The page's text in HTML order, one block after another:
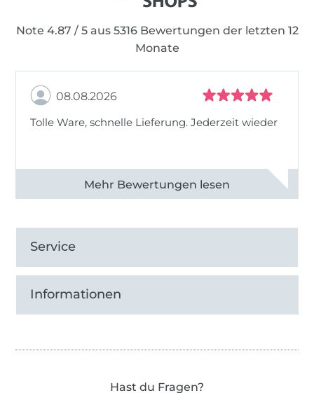
Note 4.87 / 5 aus 5316 Bewertungen der letzten 12
Monate
08.08.2026
Tolle Ware, schnelle Lieferung. Jederzeit wieder
Alle 83013 Bewertungen ansehen
Service
Informationen
Hast du Fragen?